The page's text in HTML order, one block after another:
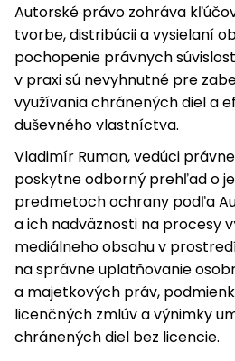
Autorské právo zohráva
tvorbe, distribúcii a vysielaní
pochopenie právnych
v praxi sú nevyhnutné pre
využívania chránených diel a
duševného vlastníctva.
Vladimír Ruman, vedúci
poskytne odborný prehľad o
predmetoch ochrany podľa
a ich nadväznosti na procesy
mediálneho obsahu v
na správne uplatňovanie
a majetkových práv,
licenčných zmlúv a výnimky
chránených diel bez licencie.